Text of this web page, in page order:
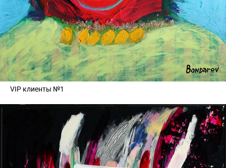
VIP клиенты №1